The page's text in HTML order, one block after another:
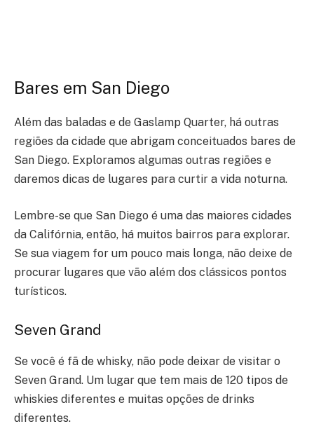
Bares em San Diego
Além das baladas e de Gaslamp Quarter, há outras
regiões da cidade que abrigam conceituados bares de
San Diego. Exploramos algumas outras regiões e
daremos dicas de lugares para curtir a vida noturna.
Lembre-se que San Diego é uma das maiores cidades
da Califórnia, então, há muitos bairros para explorar.
Se sua viagem for um pouco mais longa, não deixe de
procurar lugares que vão além dos clássicos pontos
turísticos.
Seven Grand
Se você é fã de whisky, não pode deixar de visitar o
Seven Grand. Um lugar que tem mais de 120 tipos de
whiskies diferentes e muitas opções de drinks
diferentes.